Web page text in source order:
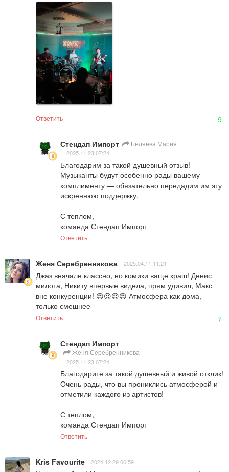
Ответить 9
Стендап Импорт Беляева Мария
2025.11.23 07:24
Благодарим за такой душевный отзыв!
Музыканты будут особенно рады вашему
комплименту — обязательно передадим им эту
искреннюю поддержку.
С теплом,
команда Стендап Импорт
Ответить
Женя Серебренникова 2025.04.11 11:21
Джаз вначале классно, но комики ваще краш! Денис
милота, Никиту впервые видела, прям удивил, Макс
вне конкуренции! 😍😍😍😍 Атмосфера как дома,
только смешнее
Ответить 7
Стендап Импорт
Женя Серебренникова
2025.11.23 07:24
Благодарите за такой душевный и живой отклик!
Очень рады, что вы прониклись атмосферой и
отметили каждого из артистов!
С теплом,
команда Стендап Импорт
Ответить
Kris Favourite 2024.12.29 06:59